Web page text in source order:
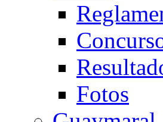
Fotos